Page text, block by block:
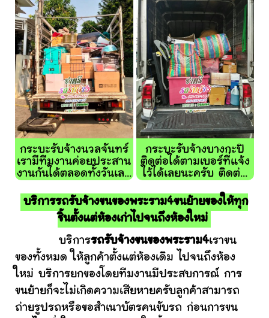
กระบะรับจ้างนวลจันทร์
เรามีทีมงานค่อยประสาน
งานกันได้ตลอดทั้งวันเล...
กระบะรับจ้างบางกะปิ
ติดต่อได้ตามเบอร์ที่แจ้ง
ไว้ได้เลยนะครับ ติดต่...
บริการรถรับจ้างขนของพระราม4ขนย้ายของให้ทุก
ชิ้นตั้งแต่ห้องเก่าไปจนถึงห้องใหม่
บริการรถรับจ้างขนของพระราม4เราขน
ของทั้งหมด ให้ลูกค้าตั้งแต่ห้องเดิม ไปจนถึงห้อง
ใหม่ บริการยกของโดยทีมงานมีประสบการณ์ การ
ขนย้ายก็จะไม่เกิดความเสียหายครับลูกค้าสามารถ
ถ่ายรูปรถหรือขอสำเนาบัตรคนขับรถ ก่อนการขน